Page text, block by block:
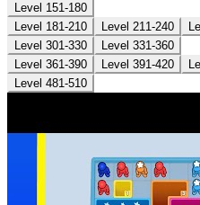
Level 151-180
Level 181-210
Level 211-240
Level 301-330
Level 331-360
Level 361-390
Level 391-420
Level 481-510